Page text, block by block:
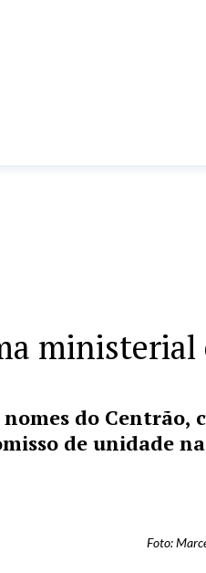
ministerial
do Centrão,
de unidade
Foto: